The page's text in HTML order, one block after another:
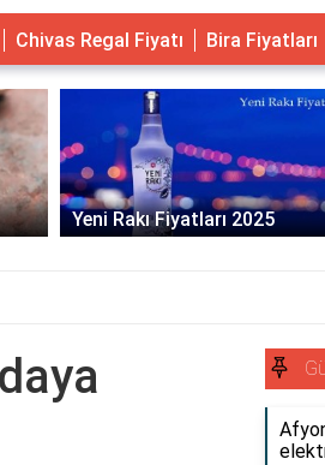
Chivas Regal Fiyatı Bira Fiyatları
Yeni Rakı Fiyatları 2025